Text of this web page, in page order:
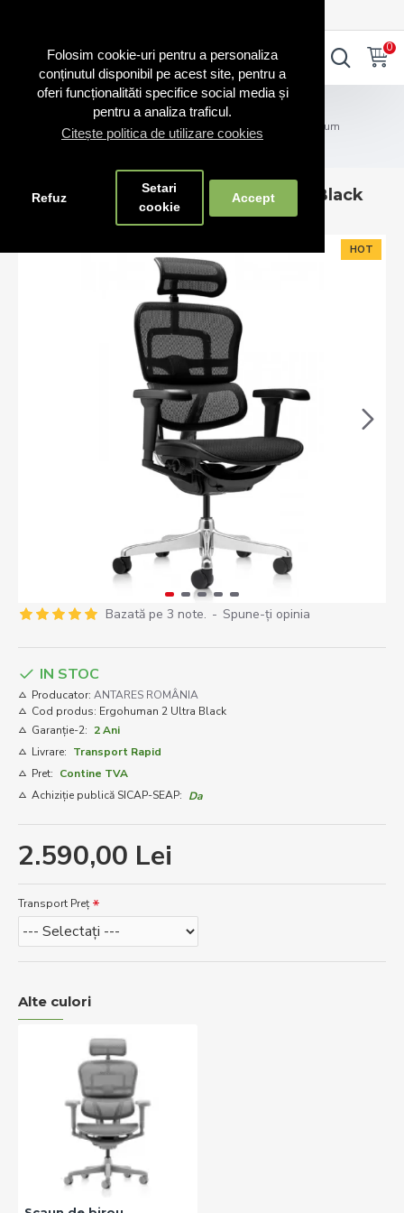
Folosim cookie-uri pentru a personaliza
conținutul disponibil pe acest site, pentru a
oferi funcționalităti specifice social media și
pentru a analiza traficul.
Citește politica de utilizare cookies
Refuz
Setari
cookie
Accept
0
Scaune RO
Scaune directoriale fabricate în România – confort premium
Scaun de birou Ergohuman 2 Ultra Black
HOT
Bazată pe 3 note. - Spune-ţi opinia
2.590,00 Lei
IN STOC
Producator: ANTARES ROMÂNIA
Cod produs: Ergohuman 2 Ultra Black
Garanție-2: 2 Ani
Livrare: Transport Rapid
Pret: Contine TVA
Achiziție publică SICAP-SEAP: Da
Transport Preț
Alte culori